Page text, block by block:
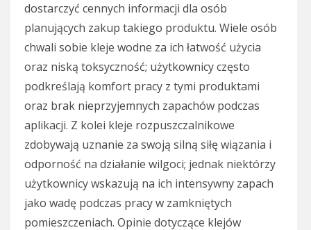
dostarczyć cennych informacji dla osób
planujących zakup takiego produktu. Wiele osób
chwali sobie kleje wodne za ich łatwość użycia
oraz niską toksyczność; użytkownicy często
podkreślają komfort pracy z tymi produktami
oraz brak nieprzyjemnych zapachów podczas
aplikacji. Z kolei kleje rozpuszczalnikowe
zdobywają uznanie za swoją silną siłę wiązania i
odporność na działanie wilgoci; jednak niektórzy
użytkownicy wskazują na ich intensywny zapach
jako wadę podczas pracy w zamkniętych
pomieszczeniach. Opinie dotyczące klejów